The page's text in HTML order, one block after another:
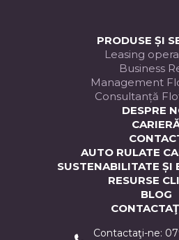
PRODUSE ȘI
Leasing
Business
Management
Consultanță
DESPRE
AUTO RULATE
SUSTENABILITATE ȘI
RESURSE
BLOG
Contactaţi-ne: